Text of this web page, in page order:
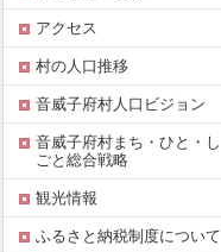
アクセス
村の人口推移
音威子府村人口ビジョン
音威子府村まち・ひと・し
ごと総合戦略
観光情報
ふるさと納税制度について